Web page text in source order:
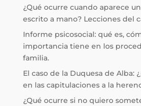
¿Qué ocurre cuando aparece
escrito a mano? Lecciones del
Informe psicosocial: qué es,
importancia tiene en los
familia.
El caso de la Duquesa de Alba:
en las capitulaciones a la
¿Qué ocurre si no quiero